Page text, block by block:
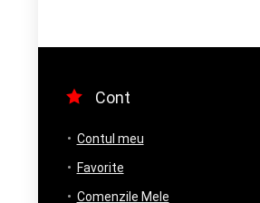
Cont
Contul meu
Favorite
Comenzile Mele